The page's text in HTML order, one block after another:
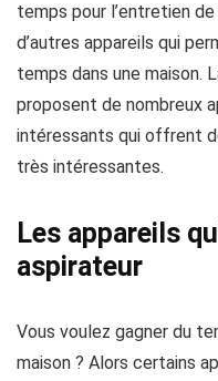
temps pour l’entretien
d’autres appareils qui
temps dans une maison.
proposent de nombreux
intéressants qui offrent
très intéressantes.
Les appareils
aspirateur
Vous voulez gagner du
maison ? Alors certains